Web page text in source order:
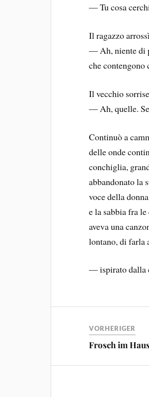
— Tu cosa
Il ragazzo
— Ah, niente di
che contengono
Il vecchio
— Ah, quelle.
Continuò a
delle onde
conchiglia,
abbandonato la
voce della
e la sabbia fra
aveva una
lontano, di farla
— ispirato dalla
VORHERIGER
Frosch im